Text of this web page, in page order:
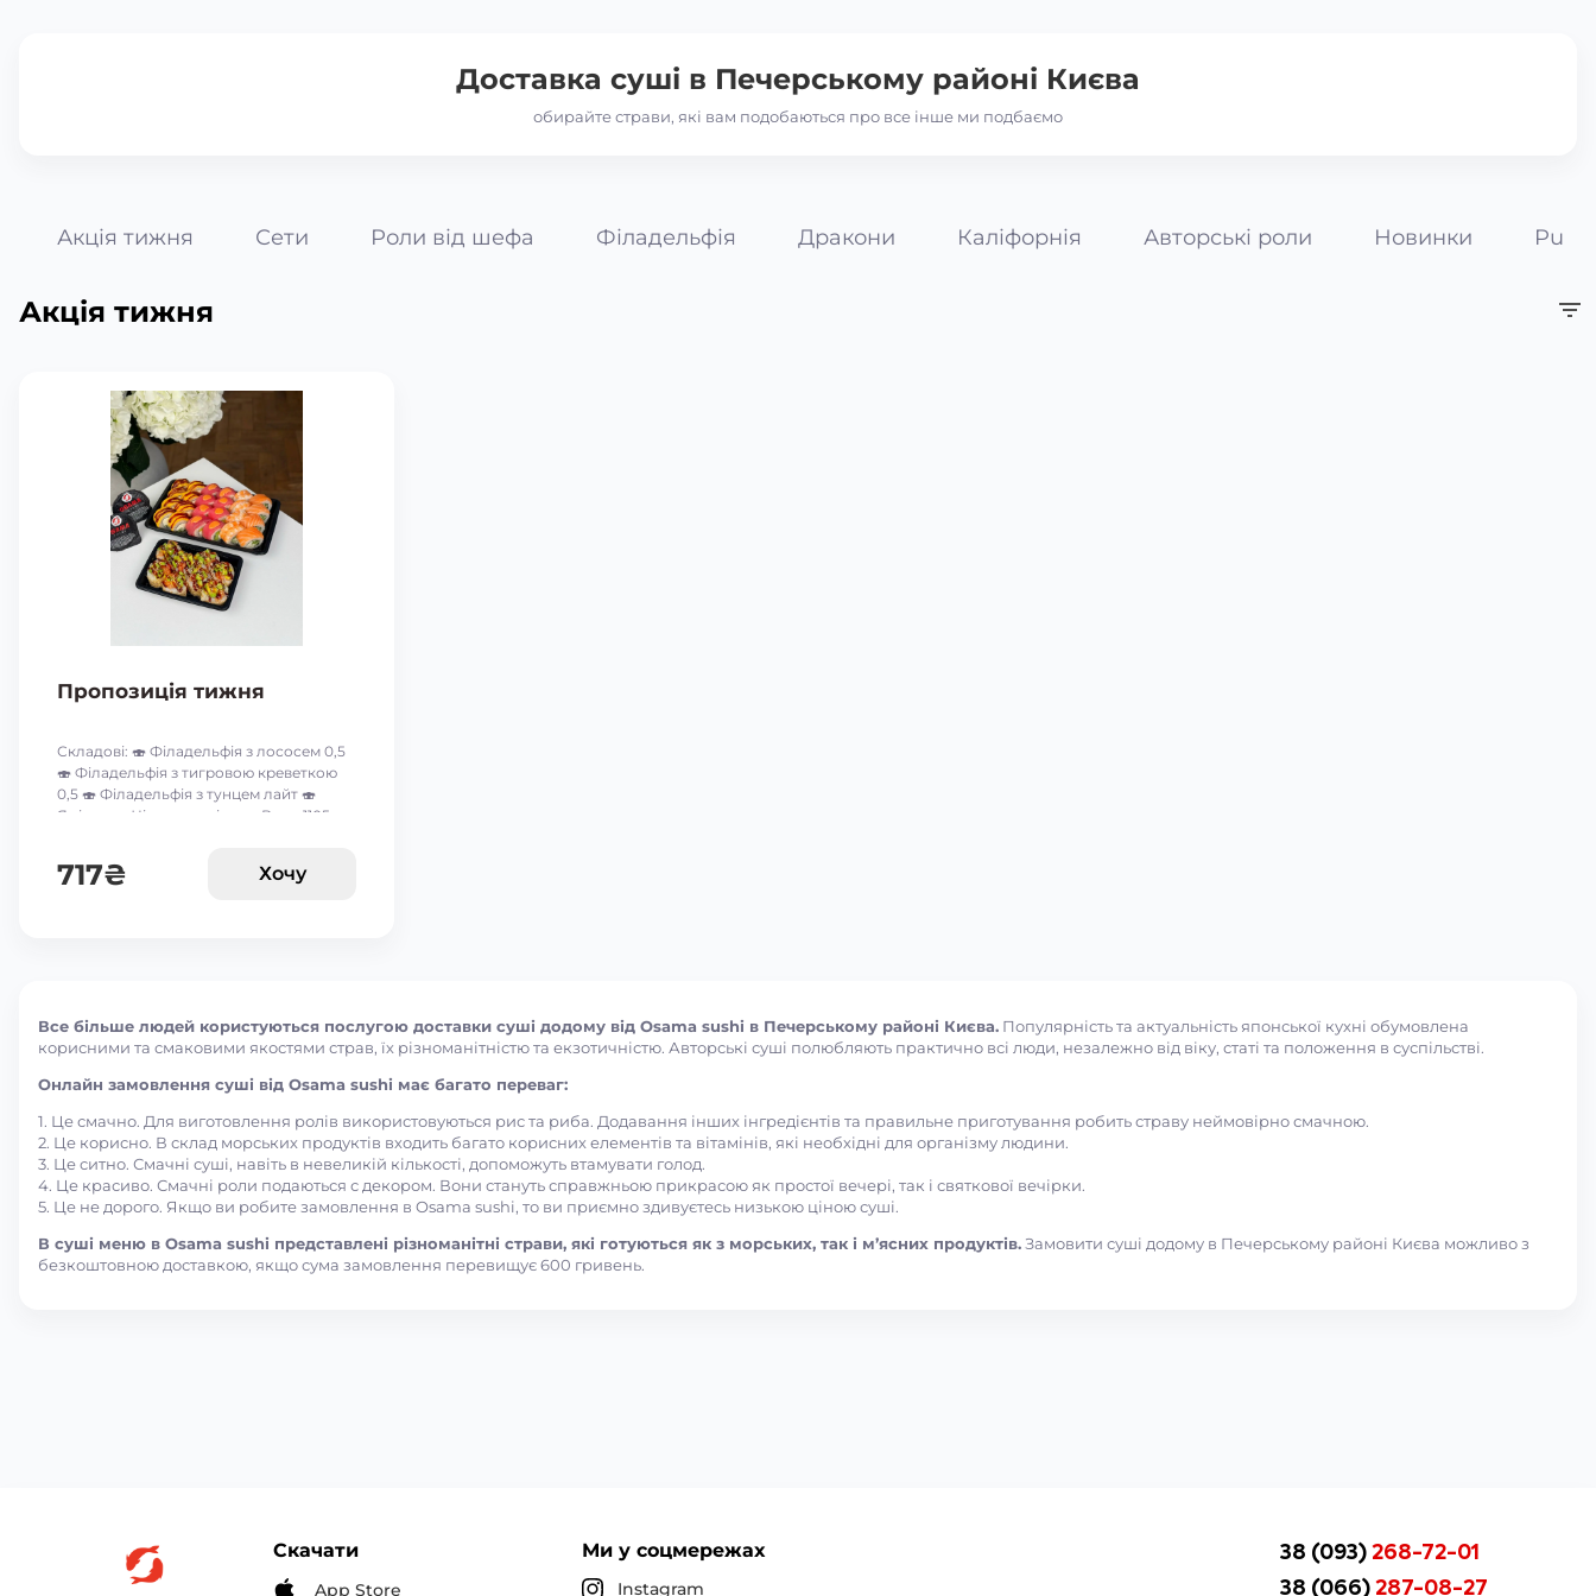
Доставка суші в Печерському районі Києва
обирайте страви, які вам подобаються про все інше ми подбаємо
Акція тижня Сети Роли від шефа Філадельфія Дракони Каліфорнія Авторські роли Новинки
Акція тижня
Пропозиція тижня
Складові: 🍣 Філадельфія з лососем 0,5
🍣 Філадельфія з тигровою креветкою
0,5 🍣 Філадельфія з тунцем лайт 🍣
Ямірол 🍣 Чіз рол з огірком Вага: 1105 г
собою не сумуються ☝🏻
717₴ Хочу
Все більше людей користуються послугою доставки суші додому від Osama sushi в Печерському районі Києва. Популярність та актуальність японської кухні обумовлена
корисними та смаковими якостями страв, їх різноманітністю та екзотичністю. Авторські суші полюбляють практично всі люди, незалежно від віку, статі та положення в суспільстві.
Онлайн замовлення суші від Osama sushi має багато переваг:
1. Це смачно. Для виготовлення ролів використовуються рис та риба. Додавання інших інгредієнтів та правильне приготування робить страву неймовірно смачною.
2. Це корисно. В склад морських продуктів входить багато корисних елементів та вітамінів, які необхідні для організму людини.
3. Це ситно. Смачні суші, навіть в невеликій кількості, допоможуть втамувати голод.
4. Це красиво. Смачні роли подаються с декором. Вони стануть справжньою прикрасою як простої вечері, так і святкової вечірки.
5. Це не дорого. Якщо ви робите замовлення в Osama sushi, то ви приємно здивуєтесь низькою ціною суші.
В суші меню в Osama sushi представлені різноманітні страви, які готуються як з морських, так і м’ясних продуктів.Замовити суші додому в Печерському районі Києва можливо з
безкоштовною доставкою, якщо сума замовлення перевищує 600 гривень.
Скачати
App Store
Ми у соцмережах
Instagram
38 (093) 268-72-01
38 (066) 287-08-27